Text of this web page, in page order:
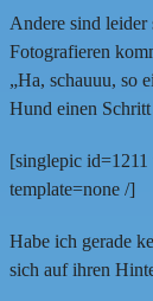
Andere sind
Fotografieren
„Ha, schauuu, so
Hund einen
[singlepic
template=none /]
Habe ich gerade
sich auf ihren